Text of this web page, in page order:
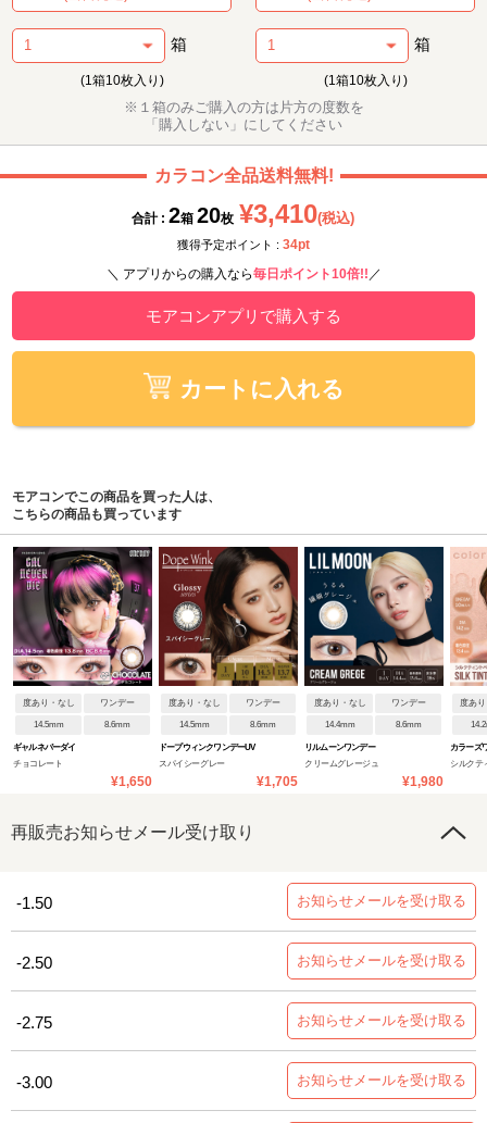
箱
(1箱10枚入り)
箱
(1箱10枚入り)
※１箱のみご購入の方は片方の度数を
「購入しない」にしてください
カラコン全品送料無料!
合計 : 2箱 20枚 ¥3,410(税込)
獲得予定ポイント : 34pt
＼ アプリからの購入なら毎日ポイント10倍!! ／
モアコンアプリで購入する
カートに入れる
モアコンでこの商品を買った人は、
こちらの商品も買っています
度あり・なし ワンデー
14.5mm 8.6mm
ギャルネバーダイ
チョコレート
¥1,650
度あり・なし ワンデー
14.5mm 8.6mm
ドープウィンクワンデーUV
スパイシーグレー
¥1,705
度あり・なし ワンデー
14.4mm 8.6mm
リルムーンワンデー
クリームグレージュ
¥1,980
度あ
カラーズ
シルクテ
再販売お知らせメール受け取り
-1.50 お知らせメールを受け取る
-2.50 お知らせメールを受け取る
-2.75 お知らせメールを受け取る
-3.00 お知らせメールを受け取る